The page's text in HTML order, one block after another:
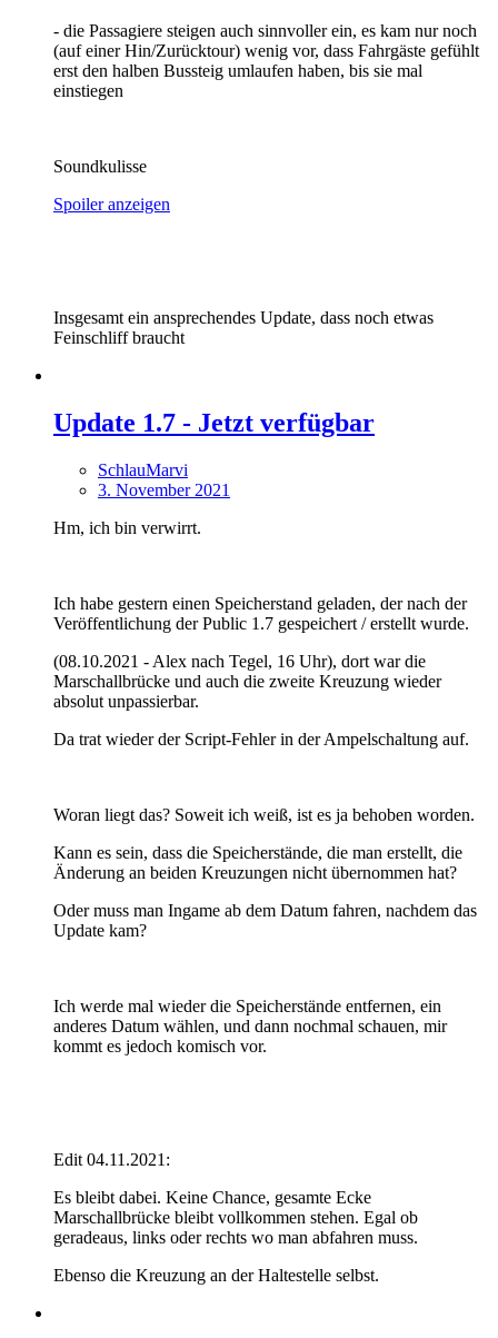
- die Passagiere steigen auch sinnvoller ein, es kam nur noch
(auf einer Hin/Zurücktour) wenig vor, dass Fahrgäste gefühlt
erst den halben Bussteig umlaufen haben, bis sie mal
einstiegen
Soundkulisse
Spoiler anzeigen
Insgesamt ein ansprechendes Update, dass noch etwas
Feinschliff braucht
Update 1.7 - Jetzt verfügbar
SchlauMarvi
3. November 2021
Hm, ich bin verwirrt.
Ich habe gestern einen Speicherstand geladen, der nach der
Veröffentlichung der Public 1.7 gespeichert / erstellt wurde.
(08.10.2021 - Alex nach Tegel, 16 Uhr), dort war die
Marschallbrücke und auch die zweite Kreuzung wieder
absolut unpassierbar.
Da trat wieder der Script-Fehler in der Ampelschaltung auf.
Woran liegt das? Soweit ich weiß, ist es ja behoben worden.
Kann es sein, dass die Speicherstände, die man erstellt, die
Änderung an beiden Kreuzungen nicht übernommen hat?
Oder muss man Ingame ab dem Datum fahren, nachdem das
Update kam?
Ich werde mal wieder die Speicherstände entfernen, ein
anderes Datum wählen, und dann nochmal schauen, mir
kommt es jedoch komisch vor.
Edit 04.11.2021:
Es bleibt dabei. Keine Chance, gesamte Ecke
Marschallbrücke bleibt vollkommen stehen. Egal ob
geradeaus, links oder rechts wo man abfahren muss.
Ebenso die Kreuzung an der Haltestelle selbst.